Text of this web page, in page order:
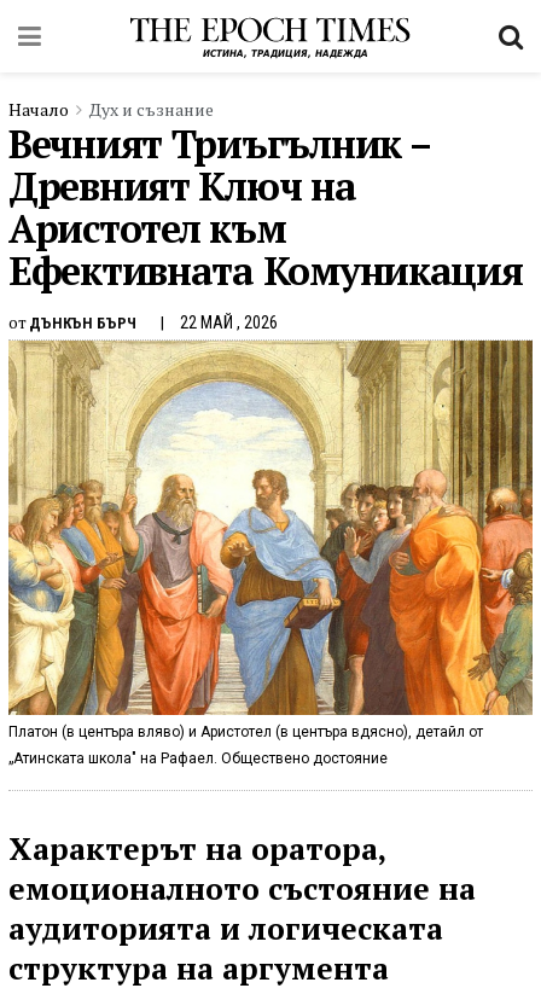
Начало Дух и съзнание
Вечният Триъгълник –
Древният Ключ на
Аристотел към
Ефективната Комуникация
от ДЪНКЪН БЪРЧ 22 МАЙ , 2026
Платон (в центъра вляво) и Аристотел (в центъра вдясно), детайл от
„Атинската школа" на Рафаел. Обществено достояние
Характерът на оратора,
емоционалното състояние на
аудиторията и логическата
структура на аргумента